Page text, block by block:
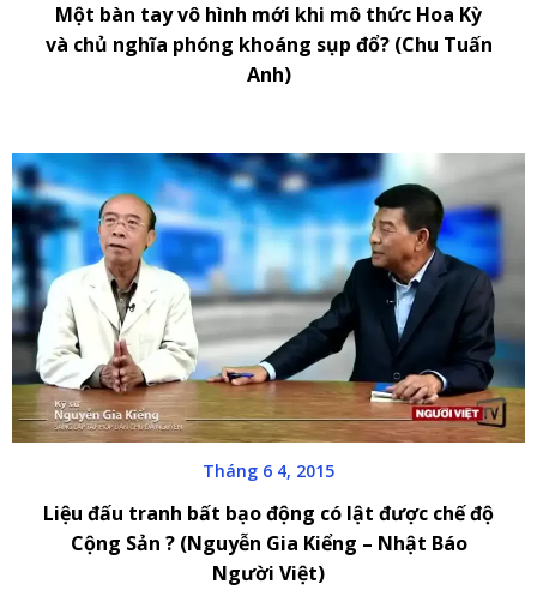
Một bàn tay vô hình mới khi mô thức Hoa Kỳ
và chủ nghĩa phóng khoáng sụp đổ? (Chu Tuấn
Anh)
Tháng 6 4, 2015
Liệu đấu tranh bất bạo động có lật được chế độ
Cộng Sản ? (Nguyễn Gia Kiểng – Nhật Báo
Người Việt)